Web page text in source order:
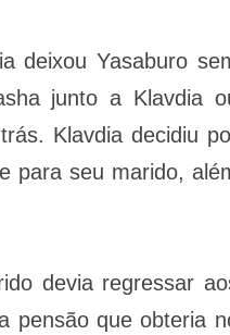
deixou Yasaburo
junto a Klavdia
Klavdia decidiu
para seu marido,
devia regressar
pensão que obteria